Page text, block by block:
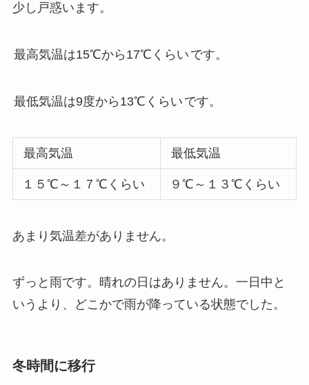
少し戸惑います。
最高気温は15℃から17℃くらい です。
最低気温は9度から13℃くらい です。
最高気温 最低気温
１５℃～１７℃くらい ９℃～１３℃くらい
あまり気温差がありません。
ずっと雨です。晴れの日はありません。一日中と
いうより、どこかで雨が降っている状態でした。
冬時間に移行